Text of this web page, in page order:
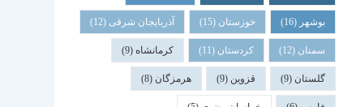
بوشهر (16) خوزستان (15) آذربایجان شرقی (12)
سمنان (12) کردستان (11) کرمانشاه(9)
گلستان (9) قزوین (9) هرمزگان (8)